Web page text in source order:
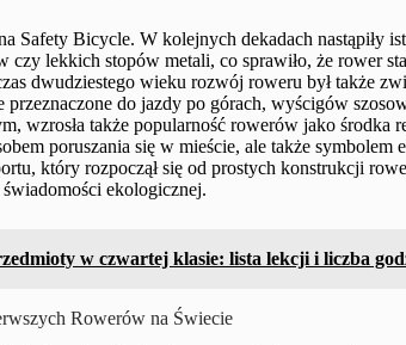
Safety Bicycle. W kolejnych dekadach nastąpiły
lekkich stopów metali, co sprawiło, że rower
dwudziestego wieku rozwój roweru był także
przeznaczone do jazdy po górach, wyścigów
wzrosła także popularność rowerów jako środka
poruszania się w mieście, ale także symbolem
który rozpoczął się od prostych konstrukcji
ekologicznej.
w czwartej klasie: lista lekcji i liczba
Rowerów na Świecie